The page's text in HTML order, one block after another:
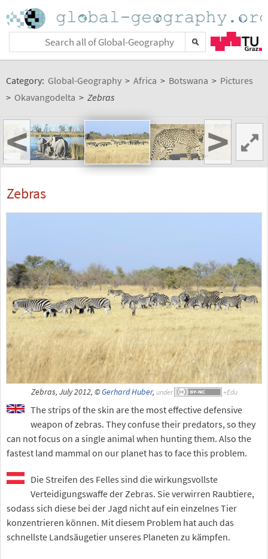
Category: Global-Geography > Africa > Botswana > Pictures
> Okavangodelta > Zebras
< >
Zebras
Zebras, July 2012, ©Gerhard Huber, under
The strips of the skin are the most effective defensive
weapon of zebras. They confuse their predators, so they
can not focus on a single animal when hunting them. Also the
fastest land mammal on our planet has to face this problem.
Die Streifen des Felles sind die wirkungsvollste
Verteidigungswaffe der Zebras. Sie verwirren Raubtiere,
sodass sich diese bei der Jagd nicht auf ein einzelnes Tier
konzentrieren können. Mit diesem Problem hat auch das
schnellste Landsäugetier unseres Planeten zu kämpfen.